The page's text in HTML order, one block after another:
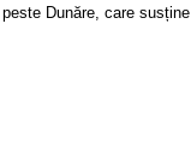
Dunăre, care susține